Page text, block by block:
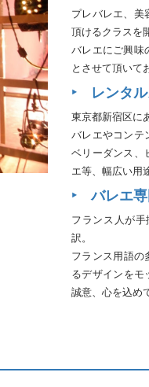
プレバレエ、美
頂けるクラスを
バレエにご興味
とさせて頂いて
‣ レンタル
東京都新宿区に
バレエやコンテ
ベリーダンス、
エ等、幅広い用
‣ バレエ専
フランス人が
訳。
フランス用語
るデザインを
誠意、心を込め